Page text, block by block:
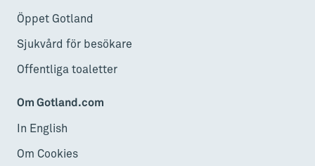
Öppet Gotland
Sjukvård för besökare
Offentliga toaletter
Om Gotland.com
In English
Om Cookies